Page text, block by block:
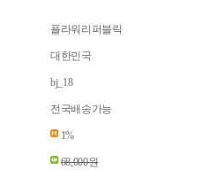
플라워리퍼블릭
대한민국
bj_18
전국배송가능
1%
68,000원